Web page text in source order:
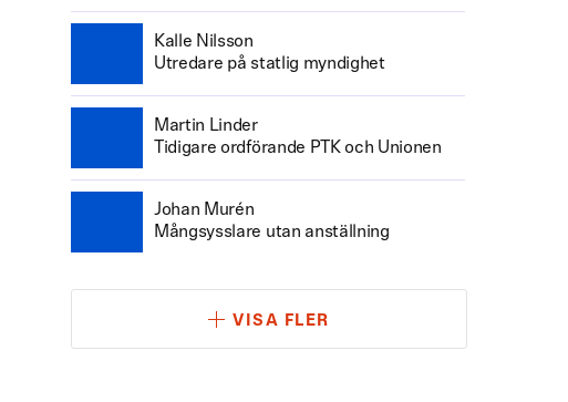
Kalle Nilsson
Utredare på statlig myndighet
Martin Linder
Tidigare ordförande PTK och Unionen
Johan Murén
Mångsysslare utan anställning
VISA FLER